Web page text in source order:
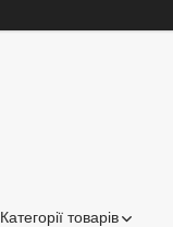
Категорії товарів